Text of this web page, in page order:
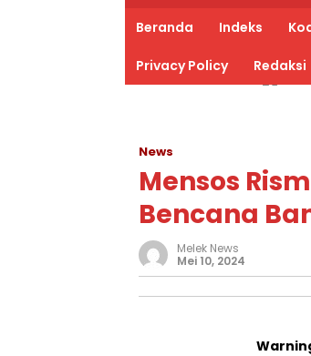
Beranda Indeks
Privacy Policy Redaksi
News
Mensos
Bencana
Melek News
Mei 10, 2024